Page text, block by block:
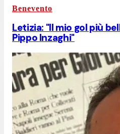
Benevento
Letizia: "Il mio gol più
Pippo Inzaghi"